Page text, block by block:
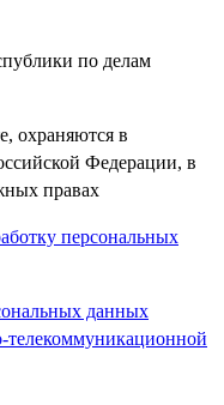
по делам
охраняются в
Федерации, в
правах
персональных
данных
телекоммуникационной